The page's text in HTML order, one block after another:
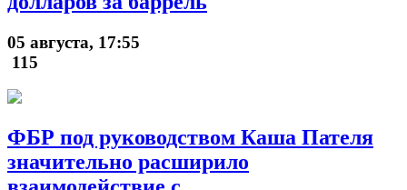
05 августа, 17:55
115
ФБР под руководством Каша Пателя
значительно расширило